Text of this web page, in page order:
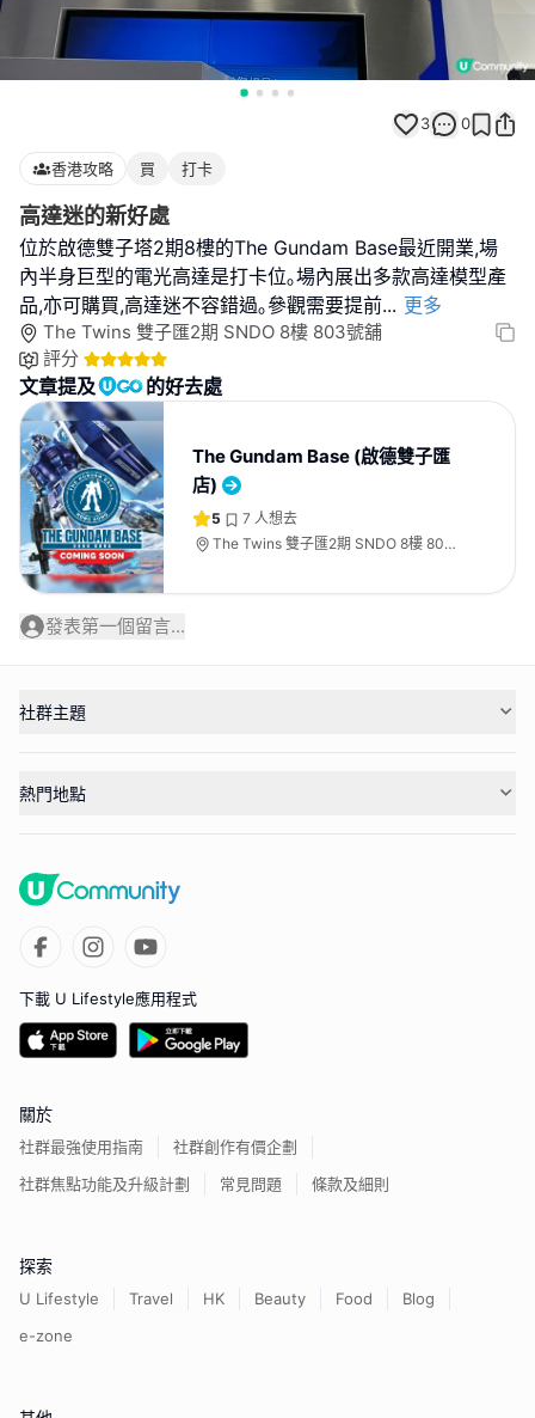
3 0
香港攻略 買 打卡
高達迷的新好處
位於啟德雙子塔2期8樓的The Gundam Base最近開業,場
內半身巨型的電光高達是打卡位｡場內展出多款高達模型產
品,亦可購買,高達迷不容錯過｡參觀需要提前... 更多
The Twins 雙子匯2期 SNDO 8樓 803號舖
評分
文章提及 的好去處
The Gundam Base (啟德雙子匯
店)
5 7 人想去
The Twins 雙子匯2期 SNDO 8樓 803
發表第一個留言...
社群主題
熱門地點
下載 U Lifestyle應用程式
關於
社群最強使用指南
社群創作有價企劃
社群焦點功能及升級計劃
常見問題 條款及細則
探索
U Lifestyle Travel HK Beauty Food
Blog
e-zone